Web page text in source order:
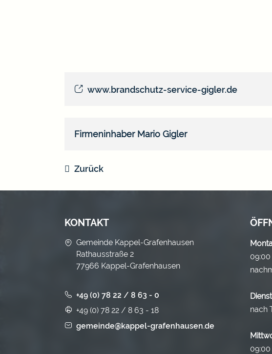
www.brandschutz-service-gigler.de
Firmeninhaber Mario Gigler
Zurück
KONTAKT
Gemeinde Kappel-Grafenhausen
Rathausstraße 2
77966 Kappel-Grafenhausen
+49 (0) 78 22 / 8 63 - 0
+49 (0) 78 22 / 8 63 - 18
gemeinde@kappel-grafenhausen.de
nach